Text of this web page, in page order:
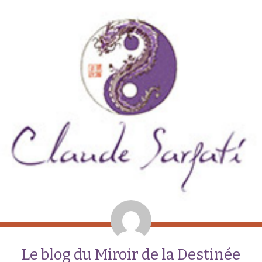
Le blog du Miroir de la Destinée